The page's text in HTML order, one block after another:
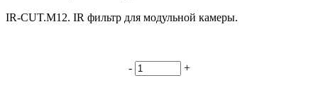
IR-CUT.M12. IR фильтр для модульной камеры.
- +